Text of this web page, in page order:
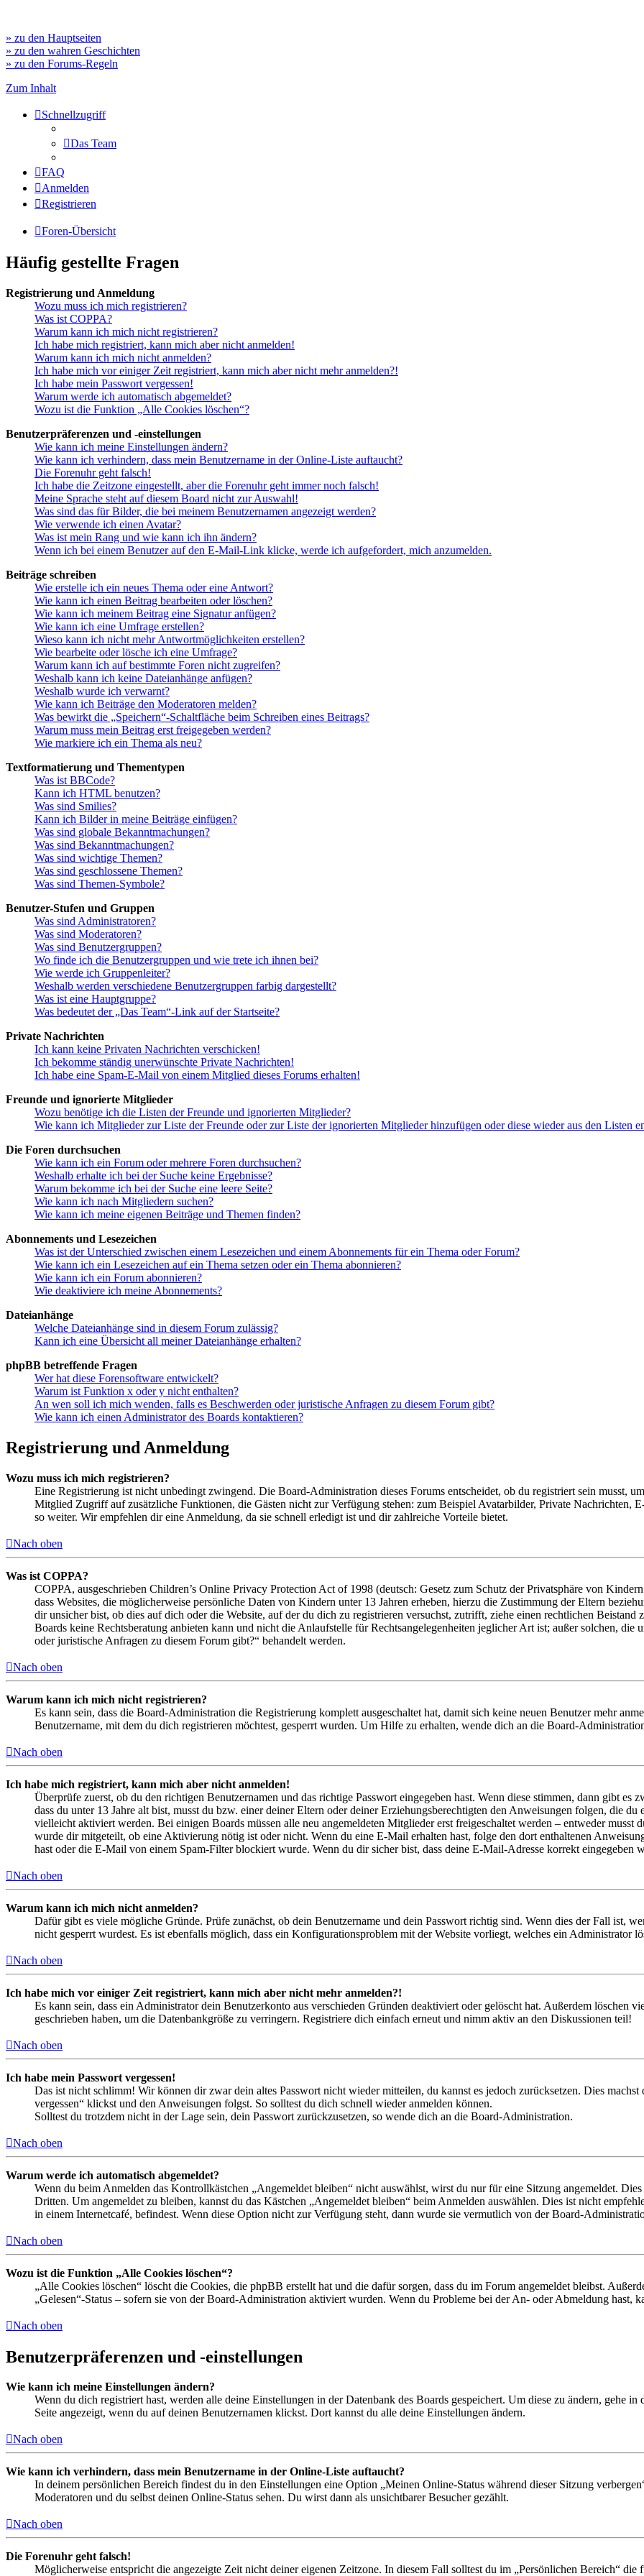
» zu den Hauptseiten
» zu den wahren Geschichten
» zu den Forums-Regeln
Zum Inhalt
Schnellzugriff
Das Team
FAQ
Anmelden
Registrieren
Foren-Übersicht
Häufig gestellte Fragen
Registrierung und Anmeldung
Wozu muss ich mich registrieren?
Was ist COPPA?
Warum kann ich mich nicht registrieren?
Ich habe mich registriert, kann mich aber nicht anmelden!
Warum kann ich mich nicht anmelden?
Ich habe mich vor einiger Zeit registriert, kann mich aber nicht mehr anmelden?!
Ich habe mein Passwort vergessen!
Warum werde ich automatisch abgemeldet?
Wozu ist die Funktion „Alle Cookies löschen“?
Benutzerpräferenzen und -einstellungen
Wie kann ich meine Einstellungen ändern?
Wie kann ich verhindern, dass mein Benutzername in der Online-Liste auftaucht?
Die Forenuhr geht falsch!
Ich habe die Zeitzone eingestellt, aber die Forenuhr geht immer noch falsch!
Meine Sprache steht auf diesem Board nicht zur Auswahl!
Was sind das für Bilder, die bei meinem Benutzernamen angezeigt werden?
Wie verwende ich einen Avatar?
Was ist mein Rang und wie kann ich ihn ändern?
Wenn ich bei einem Benutzer auf den E-Mail-Link klicke, werde ich aufgefordert, mich anzumelden.
Beiträge schreiben
Wie erstelle ich ein neues Thema oder eine Antwort?
Wie kann ich einen Beitrag bearbeiten oder löschen?
Wie kann ich meinem Beitrag eine Signatur anfügen?
Wie kann ich eine Umfrage erstellen?
Wieso kann ich nicht mehr Antwortmöglichkeiten erstellen?
Wie bearbeite oder lösche ich eine Umfrage?
Warum kann ich auf bestimmte Foren nicht zugreifen?
Weshalb kann ich keine Dateianhänge anfügen?
Weshalb wurde ich verwarnt?
Wie kann ich Beiträge den Moderatoren melden?
Was bewirkt die „Speichern“-Schaltfläche beim Schreiben eines Beitrags?
Warum muss mein Beitrag erst freigegeben werden?
Wie markiere ich ein Thema als neu?
Textformatierung und Thementypen
Was ist BBCode?
Kann ich HTML benutzen?
Was sind Smilies?
Kann ich Bilder in meine Beiträge einfügen?
Was sind globale Bekanntmachungen?
Was sind Bekanntmachungen?
Was sind wichtige Themen?
Was sind geschlossene Themen?
Was sind Themen-Symbole?
Benutzer-Stufen und Gruppen
Was sind Administratoren?
Was sind Moderatoren?
Was sind Benutzergruppen?
Wo finde ich die Benutzergruppen und wie trete ich ihnen bei?
Wie werde ich Gruppenleiter?
Weshalb werden verschiedene Benutzergruppen farbig dargestellt?
Was ist eine Hauptgruppe?
Was bedeutet der „Das Team“-Link auf der Startseite?
Private Nachrichten
Ich kann keine Privaten Nachrichten verschicken!
Ich bekomme ständig unerwünschte Private Nachrichten!
Ich habe eine Spam-E-Mail von einem Mitglied dieses Forums erhalten!
Freunde und ignorierte Mitglieder
Wozu benötige ich die Listen der Freunde und ignorierten Mitglieder?
Wie kann ich Mitglieder zur Liste der Freunde oder zur Liste der ignorierten Mitglieder hinzufügen oder diese wieder aus den Listen
Die Foren durchsuchen
Wie kann ich ein Forum oder mehrere Foren durchsuchen?
Weshalb erhalte ich bei der Suche keine Ergebnisse?
Warum bekomme ich bei der Suche eine leere Seite?
Wie kann ich nach Mitgliedern suchen?
Wie kann ich meine eigenen Beiträge und Themen finden?
Abonnements und Lesezeichen
Was ist der Unterschied zwischen einem Lesezeichen und einem Abonnements für ein Thema oder Forum?
Wie kann ich ein Lesezeichen auf ein Thema setzen oder ein Thema abonnieren?
Wie kann ich ein Forum abonnieren?
Wie deaktiviere ich meine Abonnements?
Dateianhänge
Welche Dateianhänge sind in diesem Forum zulässig?
Kann ich eine Übersicht all meiner Dateianhänge erhalten?
phpBB betreffende Fragen
Wer hat diese Forensoftware entwickelt?
Warum ist Funktion x oder y nicht enthalten?
An wen soll ich mich wenden, falls es Beschwerden oder juristische Anfragen zu diesem Forum gibt?
Wie kann ich einen Administrator des Boards kontaktieren?
Registrierung und Anmeldung
Wozu muss ich mich registrieren?
Eine Registrierung ist nicht unbedingt zwingend. Die Board-Administration dieses Forums entscheidet, ob du registriert sein musst,
Mitglied Zugriff auf zusätzliche Funktionen, die Gästen nicht zur Verfügung stehen: zum Beispiel Avatarbilder, Private Nachrichten,
so weiter. Wir empfehlen dir eine Anmeldung, da sie schnell erledigt ist und dir zahlreiche Vorteile bietet.
Nach oben
Was ist COPPA?
COPPA, ausgeschrieben Children’s Online Privacy Protection Act of 1998 (deutsch: Gesetz zum Schutz der Privatsphäre von
dass Websites, die möglicherweise persönliche Daten von Kindern unter 13 Jahren erheben, hierzu die Zustimmung der Eltern
dir unsicher bist, ob dies auf dich oder die Website, auf der du dich zu registrieren versuchst, zutrifft, ziehe einen rechtlichen
Boards keine Rechtsberatung anbieten kann und nicht die Anlaufstelle für Rechtsangelegenheiten jeglicher Art ist; außer solchen,
oder juristische Anfragen zu diesem Forum gibt?“ behandelt werden.
Nach oben
Warum kann ich mich nicht registrieren?
Es kann sein, dass die Board-Administration die Registrierung komplett ausgeschaltet hat, damit sich keine neuen Benutzer mehr
Benutzername, mit dem du dich registrieren möchtest, gesperrt wurden. Um Hilfe zu erhalten, wende dich an die Board-
Nach oben
Ich habe mich registriert, kann mich aber nicht anmelden!
Überprüfe zuerst, ob du den richtigen Benutzernamen und das richtige Passwort eingegeben hast. Wenn diese stimmen, dann gibt es
dass du unter 13 Jahre alt bist, musst du bzw. einer deiner Eltern oder deiner Erziehungsberechtigten den Anweisungen folgen, die
vielleicht aktiviert werden. Bei einigen Boards müssen alle neu angemeldeten Mitglieder erst freigeschaltet werden – entweder musst
wurde dir mitgeteilt, ob eine Aktivierung nötig ist oder nicht. Wenn du eine E-Mail erhalten hast, folge den dort enthaltenen
hast oder die E-Mail von einem Spam-Filter blockiert wurde. Wenn du dir sicher bist, dass deine E-Mail-Adresse korrekt eingegeben
Nach oben
Warum kann ich mich nicht anmelden?
Dafür gibt es viele mögliche Gründe. Prüfe zunächst, ob dein Benutzername und dein Passwort richtig sind. Wenn dies der Fall ist,
nicht gesperrt wurdest. Es ist ebenfalls möglich, dass ein Konfigurationsproblem mit der Website vorliegt, welches ein Administrator
Nach oben
Ich habe mich vor einiger Zeit registriert, kann mich aber nicht mehr anmelden?!
Es kann sein, dass ein Administrator dein Benutzerkonto aus verschieden Gründen deaktiviert oder gelöscht hat. Außerdem löschen
geschrieben haben, um die Datenbankgröße zu verringern. Registriere dich einfach erneut und nimm aktiv an den Diskussionen teil!
Nach oben
Ich habe mein Passwort vergessen!
Das ist nicht schlimm! Wir können dir zwar dein altes Passwort nicht wieder mitteilen, du kannst es jedoch zurücksetzen. Dies
vergessen“ klickst und den Anweisungen folgst. So solltest du dich schnell wieder anmelden können.
Solltest du trotzdem nicht in der Lage sein, dein Passwort zurückzusetzen, so wende dich an die Board-Administration.
Nach oben
Warum werde ich automatisch abgemeldet?
Wenn du beim Anmelden das Kontrollkästchen „Angemeldet bleiben“ nicht auswählst, wirst du nur für eine Sitzung angemeldet.
Dritten. Um angemeldet zu bleiben, kannst du das Kästchen „Angemeldet bleiben“ beim Anmelden auswählen. Dies ist nicht
in einem Internetcafé, befindest. Wenn diese Option nicht zur Verfügung steht, dann wurde sie vermutlich von der Board-
Nach oben
Wozu ist die Funktion „Alle Cookies löschen“?
„Alle Cookies löschen“ löscht die Cookies, die phpBB erstellt hat und die dafür sorgen, dass du im Forum angemeldet bleibst.
„Gelesen“-Status – sofern sie von der Board-Administration aktiviert wurden. Wenn du Probleme bei der An- oder Abmeldung hast,
Nach oben
Benutzerpräferenzen und -einstellungen
Wie kann ich meine Einstellungen ändern?
Wenn du dich registriert hast, werden alle deine Einstellungen in der Datenbank des Boards gespeichert. Um diese zu ändern, gehe
Seite angezeigt, wenn du auf deinen Benutzernamen klickst. Dort kannst du alle deine Einstellungen ändern.
Nach oben
Wie kann ich verhindern, dass mein Benutzername in der Online-Liste auftaucht?
In deinem persönlichen Bereich findest du in den Einstellungen eine Option „Meinen Online-Status während dieser Sitzung
Moderatoren und du selbst deinen Online-Status sehen. Du wirst dann als unsichtbarer Besucher gezählt.
Nach oben
Die Forenuhr geht falsch!
Möglicherweise entspricht die angezeigte Zeit nicht deiner eigenen Zeitzone. In diesem Fall solltest du im „Persönlichen Bereich“